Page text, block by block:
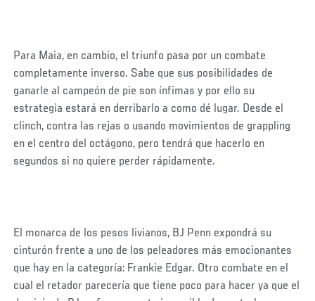
Para Maia, en cambio, el triunfo pasa por un combate
completamente inverso. Sabe que sus posibilidades de
ganarle al campeón de pie son ínfimas y por ello su
estrategia estará en derribarlo a como dé lugar. Desde el
clinch, contra las rejas o usando movimientos de grappling
en el centro del octágono, pero tendrá que hacerlo en
segundos si no quiere perder rápidamente.
El monarca de los pesos livianos, BJ Penn expondrá su
cinturón frente a uno de los peleadores más emocionantes
que hay en la categoría: Frankie Edgar. Otro combate en el
cual el retador parecería que tiene poco para hacer ya que el